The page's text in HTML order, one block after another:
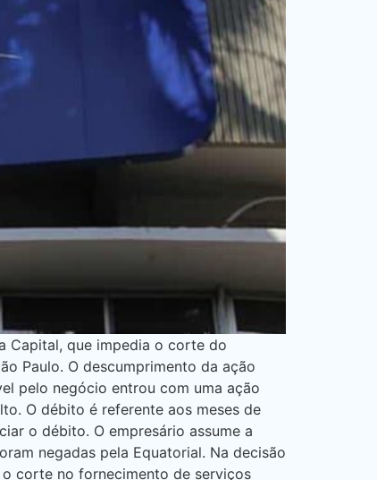
Capital, que impedia o corte do
Paulo. O descumprimento da ação
pelo negócio entrou com uma ação
O débito é referente aos meses de
o débito. O empresário assume a
negadas pela Equatorial. Na decisão
corte no fornecimento de serviços